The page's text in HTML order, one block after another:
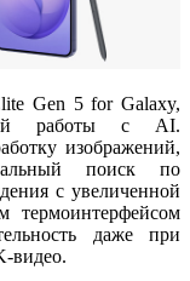
Gen 5 for Galaxy,
работы с AI.
изображений,
поиск по
с увеличенной
термоинтерфейсом
даже при
видео.